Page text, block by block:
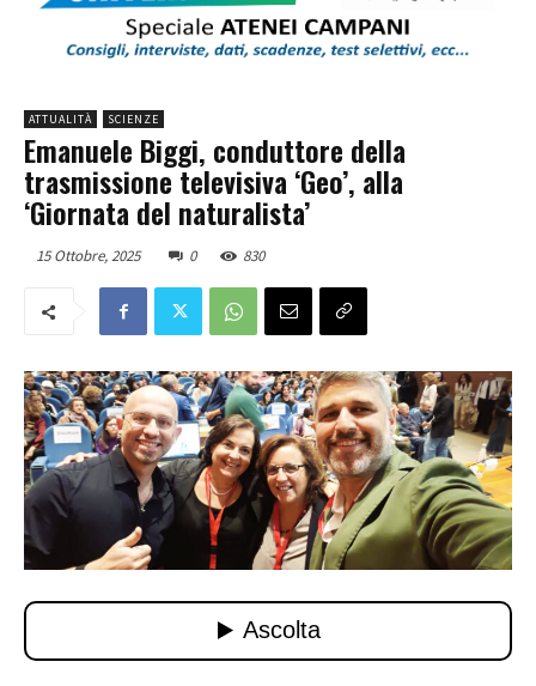
ATTUALITÀ SCIENZE
Emanuele Biggi, conduttore della
trasmissione televisiva ‘Geo’, alla
‘Giornata del naturalista’
15 Ottobre, 2025 0 830